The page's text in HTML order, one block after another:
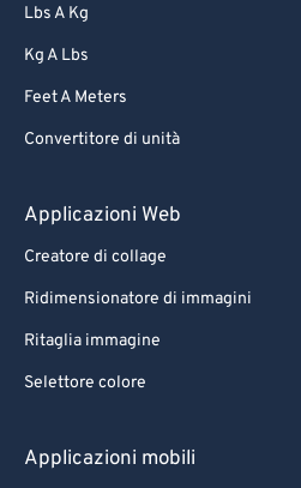
Lbs A Kg
Kg A Lbs
Feet A Meters
Convertitore di unità
Applicazioni Web
Creatore di collage
Ridimensionatore di immagini
Ritaglia immagine
Selettore colore
Applicazioni mobili